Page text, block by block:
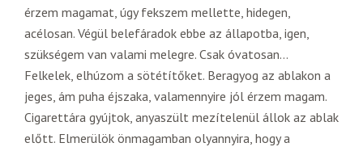
érzem magamat, úgy fekszem mellette, hidegen,
acélosan. Végül belefáradok ebbe az állapotba, igen,
szükségem van valami melegre. Csak óvatosan…
Felkelek, elhúzom a sötétítőket. Beragyog az ablakon a
jeges, ám puha éjszaka, valamennyire jól érzem magam.
Cigarettára gyújtok, anyaszült mezítelenül állok az ablak
előtt. Elmerülök önmagamban olyannyira, hogy a